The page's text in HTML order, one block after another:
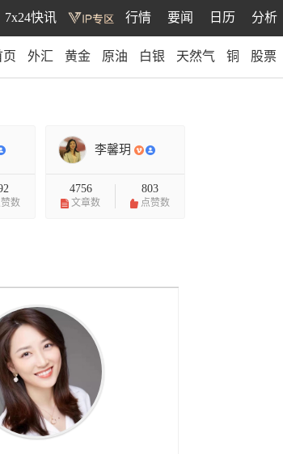
7x24快讯 行情 要闻 日历 分析
页 外汇 黄金 原油 白银 天然气 铜 股票
数
李馨玥
4756
文章数
803
点赞数